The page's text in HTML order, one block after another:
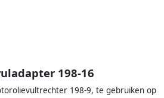
198-16
198-9, te gebruiken op